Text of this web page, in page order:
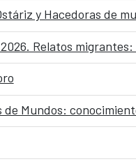
y Hacedoras de
2026. Relatos
Mundos: